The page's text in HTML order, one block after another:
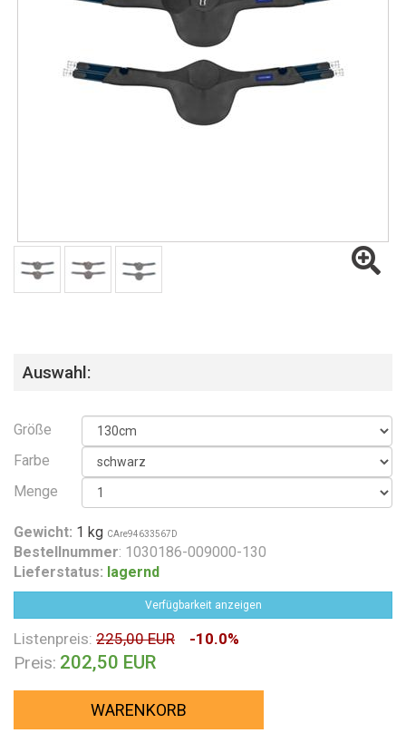
Auswahl:
Größe
Farbe
Menge
Gewicht: 1 kg CAre94633567D
Bestellnummer: 1030186-009000-130
Lieferstatus: lagernd
Verfügbarkeit anzeigen
Listenpreis: 225,00 EUR -10.0%
Preis: 202,50 EUR
WARENKORB